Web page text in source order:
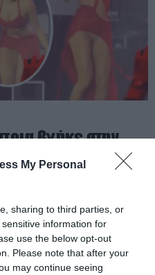
My Personal
sharing to third parties, or
information for
use the below opt-out
Please note that after your
may continue seeing
βγήκε στην
φόρεμα και…
εσώρουχο!